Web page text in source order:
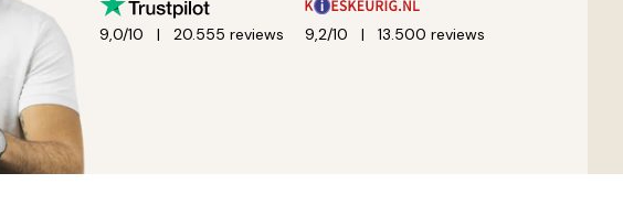
9,0/10 20.555 reviews 9,2/10 13.500 reviews